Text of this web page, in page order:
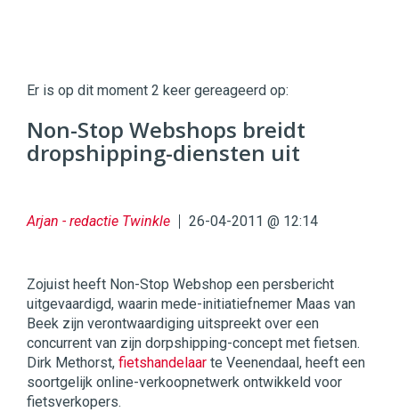
|
Digital
Commercehttps://twinklemagazine.nl
9654
Er is op dit moment 2 keer gereageerd op:
Non-Stop Webshops breidt
dropshipping-diensten uit
Arjan - redactie Twinkle 26-04-2011 @ 12:14
Zojuist heeft Non-Stop Webshop een persbericht
uitgevaardigd, waarin mede-initiatiefnemer Maas van
Beek zijn verontwaardiging uitspreekt over een
concurrent van zijn dorpshipping-concept met fietsen.
Dirk Methorst, fietshandelaar te Veenendaal, heeft een
soortgelijk online-verkoopnetwerk ontwikkeld voor
fietsverkopers.